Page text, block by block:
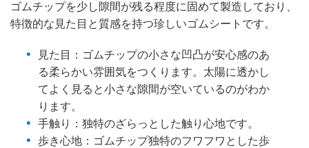
ゴムチップを少し隙間が残る程度に固めて製造しており、
特徴的な見た目と質感を持つ珍しいゴムシートです。
見た目：ゴムチップの小さな凹凸が安心感のあ
る柔らかい雰囲気をつくります。太陽に透かし
てよく見ると小さな隙間が空いているのがわか
ります。
手触り：独特のざらっとした触り心地です。
歩き心地：ゴムチップ独特のフワフワとした歩